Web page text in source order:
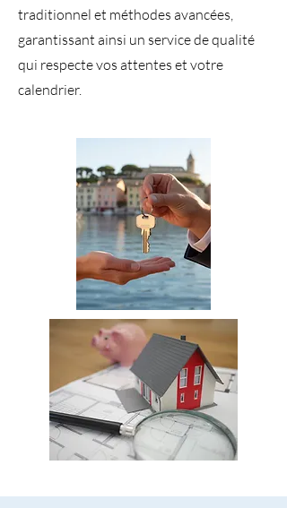
traditionnel et méthodes avancées,
garantissant ainsi un service de qualité
qui respecte vos attentes et votre
calendrier.